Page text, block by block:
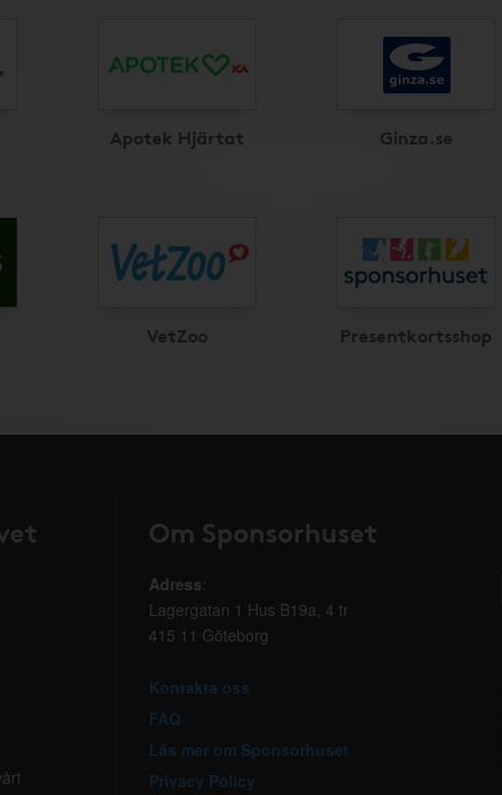
Apotek Hjärtat Ginza.se
VetZoo Presentkortsshop
Om Sponsorhuset
Adress:
Lagergatan 1 Hus B19a, 4 tr
415 11 Göteborg
Kontakta oss
FAQ
Läs mer om Sponsorhuset
Privacy Policy